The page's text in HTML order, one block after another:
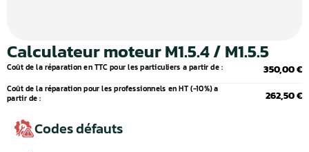
Calculateur moteur M1.5.4 / M1.5.5
Coût de la réparation en TTC pour les particuliers a partir de : 350,00 €
Coût de la réparation pour les professionnels en HT (-10%) a
partir de : 262,50 €
Codes défauts